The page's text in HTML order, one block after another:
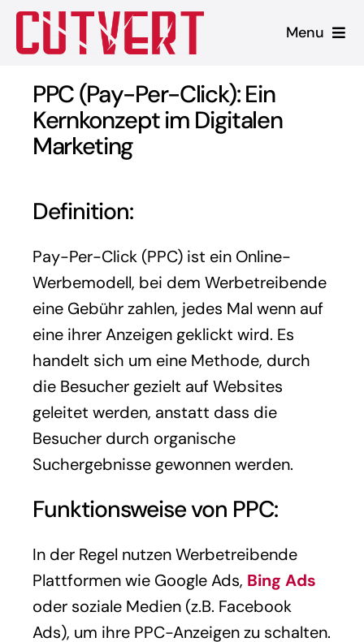
Zum
Inhalt
Menu
Shopware
Blog
PPC (Pay-Per-Click): Ein
Kernkonzept im Digitalen
Marketing
Definition:
Pay-Per-Click (PPC) ist ein Online-
Werbemodell, bei dem Werbetreibende
eine Gebühr zahlen, jedes Mal wenn auf
eine ihrer Anzeigen geklickt wird. Es
handelt sich um eine Methode, durch
die Besucher gezielt auf Websites
geleitet werden, anstatt dass die
Besucher durch organische
Suchergebnisse gewonnen werden.
Funktionsweise von PPC:
In der Regel nutzen Werbetreibende
Plattformen wie Google Ads, Bing Ads
oder soziale Medien (z.B. Facebook
Ads), um ihre PPC-Anzeigen zu schalten.